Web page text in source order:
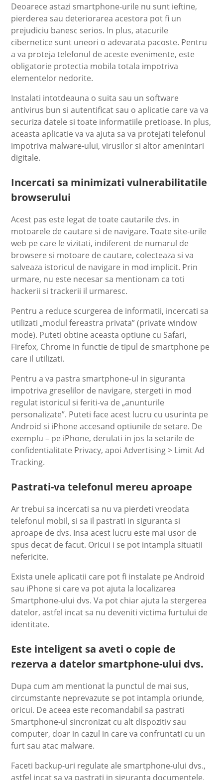
Deoarece astazi smartphone-urile nu sunt ieftine,
pierderea sau deteriorarea acestora pot fi un
prejudiciu banesc serios. In plus, atacurile
cibernetice sunt uneori o adevarata pacoste. Pentru
a va proteja telefonul de aceste evenimente, este
obligatorie protectia mobila totala impotriva
elementelor nedorite.
Instalati intotdeauna o suita sau un software
antivirus bun si autentificat sau o aplicatie care va va
securiza datele si toate informatiile pretioase. In plus,
aceasta aplicatie va va ajuta sa va protejati telefonul
impotriva malware-ului, virusilor si altor amenintari
digitale.
Incercati sa minimizati vulnerabilitatile
browserului
Acest pas este legat de toate cautarile dvs. in
motoarele de cautare si de navigare. Toate site-urile
web pe care le vizitati, indiferent de numarul de
browsere si motoare de cautare, colecteaza si va
salveaza istoricul de navigare in mod implicit. Prin
urmare, nu este necesar sa mentionam ca toti
hackerii si trackerii il urmaresc.
Pentru a reduce scurgerea de informatii, incercati sa
utilizati „modul fereastra privata” (private window
mode). Puteti obtine aceasta optiune cu Safari,
Firefox, Chrome in functie de tipul de smartphone pe
care il utilizati.
Pentru a va pastra smartphone-ul in siguranta
impotriva greselilor de navigare, stergeti in mod
regulat istoricul si feriti-va de „anunturile
personalizate”. Puteti face acest lucru cu usurinta pe
Android si iPhone accesand optiunile de setare. De
exemplu – pe iPhone, derulati in jos la setarile de
confidentialitate Privacy, apoi Advertising > Limit Ad
Tracking.
Pastrati-va telefonul mereu aproape
Ar trebui sa incercati sa nu va pierdeti vreodata
telefonul mobil, si sa il pastrati in siguranta si
aproape de dvs. Insa acest lucru este mai usor de
spus decat de facut. Oricui i se pot intampla situatii
nefericite.
Exista unele aplicatii care pot fi instalate pe Android
sau iPhone si care va pot ajuta la localizarea
Smartphone-ului dvs. Va pot chiar ajuta la stergerea
datelor, astfel incat sa nu deveniti victima furtului de
identitate.
Este inteligent sa aveti o copie de
rezerva a datelor smartphone-ului dvs.
Dupa cum am mentionat la punctul de mai sus,
circumstante neprevazute se pot intampla oriunde,
oricui. De aceea este recomandabil sa pastrati
Smartphone-ul sincronizat cu alt dispozitiv sau
computer, doar in cazul in care va confruntati cu un
furt sau atac malware.
Faceti backup-uri regulate ale smartphone-ului dvs.,
astfel incat sa va pastrati in siguranta documentele,